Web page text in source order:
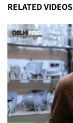
RELATED VIDEOS